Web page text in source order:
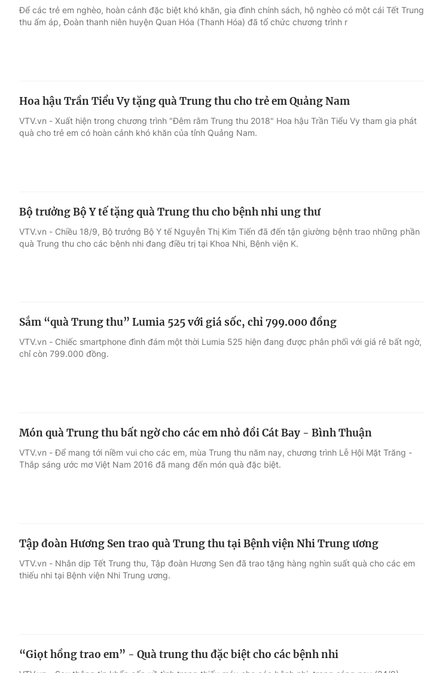
Để các trẻ em nghèo, hoàn cảnh đặc biệt khó khăn, gia đình chính sách, hộ nghèo có một cái Tết Trung
thu ấm áp, Đoàn thanh niên huyện Quan Hóa (Thanh Hóa) đã tổ chức chương trình r
Hoa hậu Trần Tiểu Vy tặng quà Trung thu cho trẻ em Quảng Nam
VTV.vn - Xuất hiện trong chương trình "Đêm rằm Trung thu 2018" Hoa hậu Trần Tiểu Vy tham gia phát
quà cho trẻ em có hoàn cảnh khó khăn của tỉnh Quảng Nam.
Bộ trưởng Bộ Y tế tặng quà Trung thu cho bệnh nhi ung thư
VTV.vn - Chiều 18/9, Bộ trưởng Bộ Y tế Nguyễn Thị Kim Tiến đã đến tận giường bệnh trao những phần
quà Trung thu cho các bệnh nhi đang điều trị tại Khoa Nhi, Bệnh viện K.
Sắm “quà Trung thu” Lumia 525 với giá sốc, chỉ 799.000 đồng
VTV.vn - Chiếc smartphone đình đám một thời Lumia 525 hiện đang được phân phối với giá rẻ bất ngờ,
chỉ còn 799.000 đồng.
Món quà Trung thu bất ngờ cho các em nhỏ đồi Cát Bay - Bình Thuận
VTV.vn - Để mang tới niềm vui cho các em, mùa Trung thu năm nay, chương trình Lễ Hội Mặt Trăng -
Thắp sáng ước mơ Việt Nam 2016 đã mang đến món quà đặc biệt.
Tập đoàn Hương Sen trao quà Trung thu tại Bệnh viện Nhi Trung ương
VTV.vn - Nhân dịp Tết Trung thu, Tập đoàn Hương Sen đã trao tặng hàng nghìn suất quà cho các em
thiếu nhi tại Bệnh viện Nhi Trung ương.
“Giọt hồng trao em” - Quà trung thu đặc biệt cho các bệnh nhi